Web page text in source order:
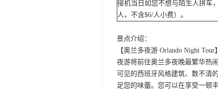
接机当日如您不想与陌生人拼车
人，不含$6/人小费）。
景点介绍：
【奥兰多夜游 Orlando Night Tour
夜游将前往奥兰多夜晚最繁华热
可见的西班牙风格建筑、数不清
足您的味蕾。您可以在享受一顿